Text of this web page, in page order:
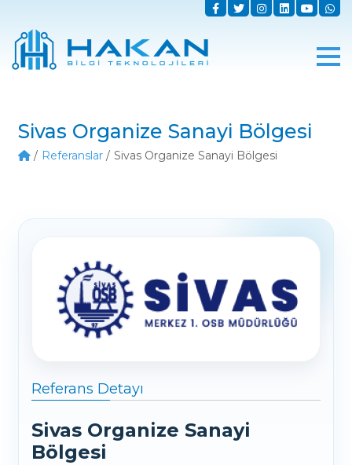
Sivas Organize Sanayi Bölgesi
Referanslar Sivas Organize Sanayi Bölgesi
Referans Detayı
Sivas Organize Sanayi
Bölgesi